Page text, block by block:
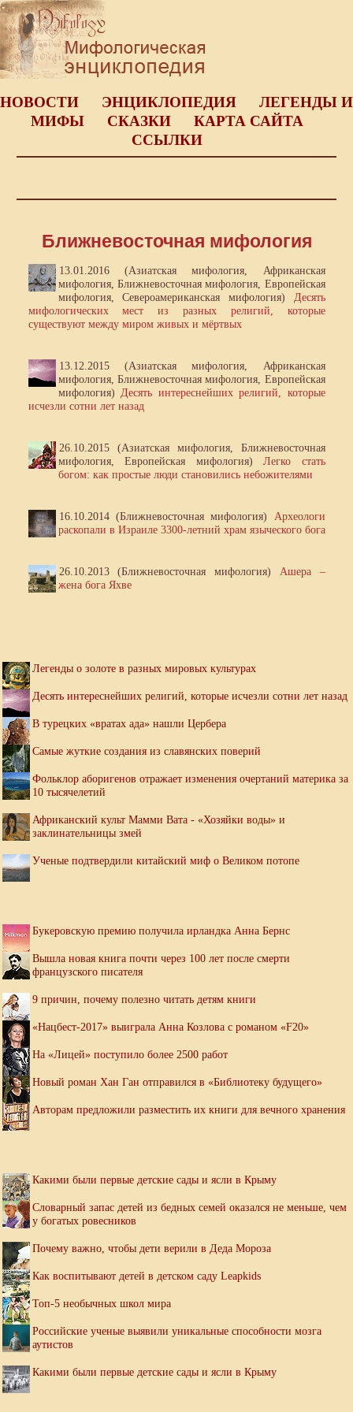
НОВОСТИ ЭНЦИКЛОПЕДИЯ
ЛЕГЕНДЫ И
МИФЫ
СКАЗКИ
КАРТА САЙТА
ССЫЛКИ
Ближневосточная мифология
13.01.2016 (Азиатская мифология, Африканская
мифология, Ближневосточная мифология, Европейская
мифология, Североамериканская мифология) Десять
мифологических мест из разных религий, которые
существуют между миром живых и мёртвых
13.12.2015 (Азиатская мифология, Африканская
мифология, Ближневосточная мифология, Европейская
мифология) Десять интереснейших религий, которые
исчезли сотни лет назад
26.10.2015 (Азиатская мифология, Ближневосточная
мифология, Европейская мифология) Легко стать
богом: как простые люди становились небожителями
16.10.2014 (Ближневосточная мифология) Археологи
раскопали в Израиле 3300-летний храм языческого бога
26.10.2013 (Ближневосточная мифология) Ашера –
жена бога Яхве
Легенды о золоте в разных мировых культурах
Десять интереснейших религий, которые исчезли сотни лет назад
В турецких «вратах ада» нашли Цербера
Самые жуткие создания из славянских поверий
Фольклор аборигенов отражает изменения очертаний материка за
10 тысячелетий
Африканский культ Мамми Вата - «Хозяйки воды» и
заклинательницы змей
Ученые подтвердили китайский миф о Великом потопе
Букеровскую премию получила ирландка Анна Бернс
Вышла новая книга почти через 100 лет после смерти
французского писателя
9 причин, почему полезно читать детям книги
«Нацбест-2017» выиграла Анна Козлова с романом «F20»
На «Лицей» поступило более 2500 работ
Новый роман Хан Ган отправился в «Библиотеку будущего»
Авторам предложили разместить их книги для вечного хранения
Какими были первые детские сады и ясли в Крыму
Словарный запас детей из бедных семей оказался не меньше, чем
у богатых ровесников
Почему важно, чтобы дети верили в Деда Мороза
Как воспитывают детей в детском саду Leapkids
Топ-5 необычных школ мира
Российские ученые выявили уникальные способности мозга
аутистов
Какими были первые детские сады и ясли в Крыму